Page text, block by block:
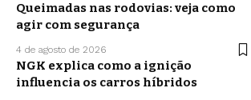
Queimadas nas rodovias: veja como
agir com segurança
4 de agosto de 2026
NGK explica como a ignição
influencia os carros híbridos